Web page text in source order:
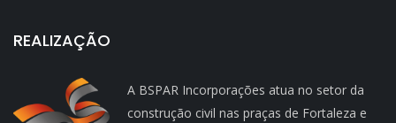
REALIZAÇÃO
A BSPAR Incorporações atua no setor da
construção civil nas praças de Fortaleza e